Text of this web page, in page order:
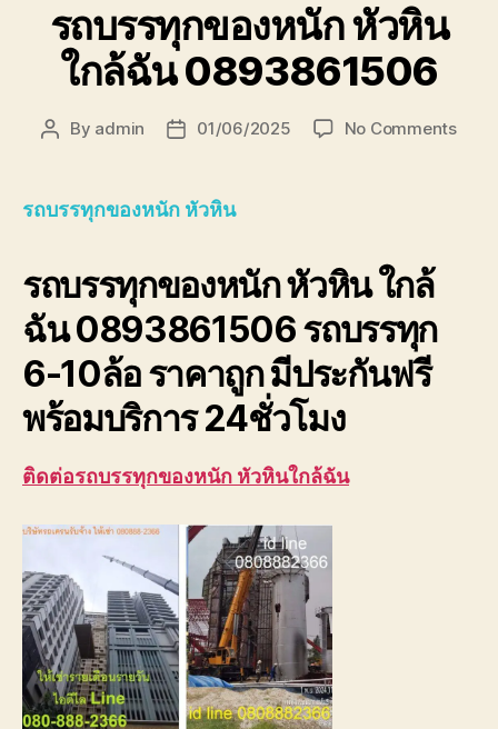
รถบรรทุกของหนัก หัวหิน
ใกล้ฉัน 0893861506
Post
By admin
Post01/06/2025 No Commentson
รถบรรทุกของหนัก หัวหิน
รถบรรทุกของหนัก หัวหิน ใกล้
ฉัน 0893861506 รถบรรทุก
6-10ล้อ ราคาถูก มีประกันฟรี
พร้อมบริการ 24ชั่วโมง
ติดต่อรถบรรทุกของหนัก หัวหินใกล้ฉัน